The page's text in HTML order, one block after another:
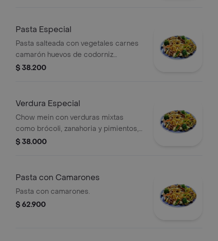
Pasta Especial
Pasta salteada con vegetales carnes
camarón huevos de codorniz
especial.
$ 38.200
Verdura Especial
Chow mein con verduras mixtas
como brócoli, zanahoria y pimientos,
acompañado de fideos.
$ 38.000
Pasta con Camarones
Pasta con camarones.
$ 62.900